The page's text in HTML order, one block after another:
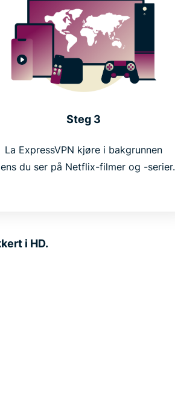
Steg 3
La ExpressVPN kjøre i bakgrunnen
du ser på Netflix-filmer og -serier.
i HD.